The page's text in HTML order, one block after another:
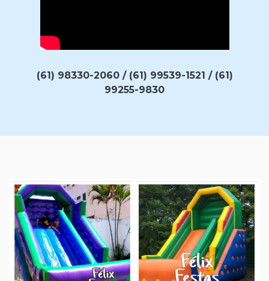
(61) 98330-2060 / (61) 99539-1521 / (61)
99255-9830